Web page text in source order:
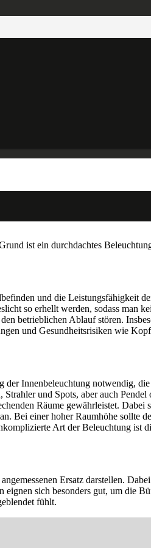
ist ein durchdachtes
und die Leistungsfähigkeit
so erhellt werden, sodass man
betrieblichen Ablauf stören.
und Gesundheitsrisiken wie
der Innenbeleuchtung notwendig,
und Spots, aber auch
Räume gewährleistet.
Bei einer hoher Raumhöhe sollte
Art der Beleuchtung ist
Ersatz darstellen.
sich besonders gut, um die
fühlt.